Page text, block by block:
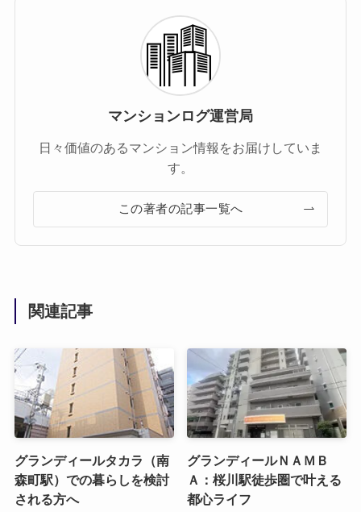
マンションログ運営局
日々価値のあるマンション情報をお届けしていま
す。
この著者の記事一覧へ
関連記事
グランディールタカラ（南
森町駅）での暮らしを検討
される方へ
グランディールＮＡＭＢ
Ａ：桜川駅徒歩圏で叶える
都心ライフ